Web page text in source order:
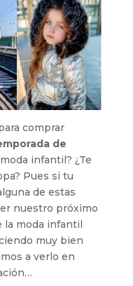
comprar
de
infantil? ¿Te
Pues si tu
de estas
nuestro próximo
la moda infantil
muy bien
a verlo en